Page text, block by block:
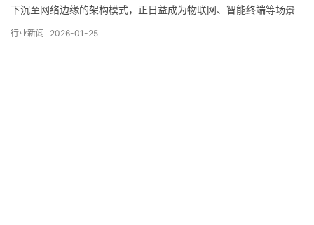
下沉至网络边缘的架构模式，正日益成为物联网、智能终端等场景
缘设备上高效部署机器学习模型，成为业界亟待突破的难题，在此
行业新闻 2026-01-25